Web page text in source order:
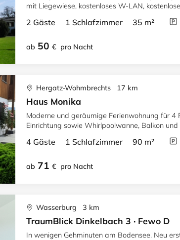
mit Liegewiese, kostenloses W-LAN,
2 Gäste 1 Schlafzimmer 35 m²
ab 50 € pro Nacht
Hergatz-Wohmbrechts 17 km
Haus Monika
Moderne und geräumige Ferienwohnung für 4
Einrichtung sowie Whirlpoolwanne, Balkon
4 Gäste 1 Schlafzimmer 90 m²
ab 71 € pro Nacht
Wasserburg 3 km
TraumBlick Dinkelbach 3 · Fewo D
In wenigen Gehminuten am Bodensee. Neu